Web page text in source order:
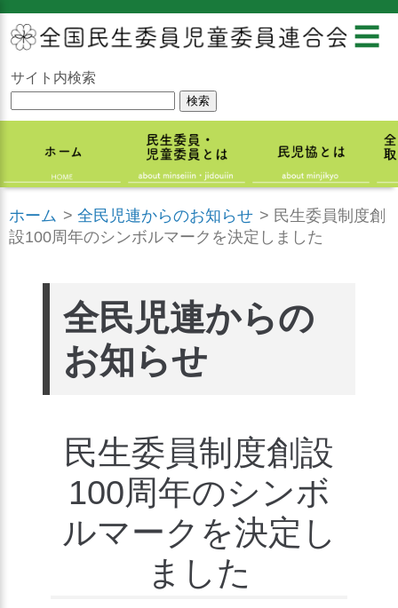
☰
サイト内検索
ホーム > 全民児連からのお知らせ > 民生委員制度創
設100周年のシンボルマークを決定しました
全民児連からの
お知らせ
民生委員制度創設
100周年のシンボ
ルマークを決定し
ました